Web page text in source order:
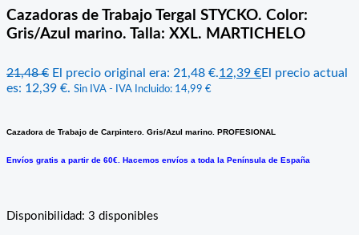
Cazadoras de Trabajo Tergal STYCKO. Color:
Gris/Azul marino. Talla: XXL. MARTICHELO
21,48€ El precio original era: 21,48 €.12,39 €El precio actual
es: 12,39 €. Sin IVA - IVA Incluido: 14,99 €
Cazadora de Trabajo de Carpintero. Gris/Azul marino. PROFESIONAL
Envíos gratis a partir de 60€. Hacemos envíos a toda la Península de España
Disponibilidad: 3 disponibles